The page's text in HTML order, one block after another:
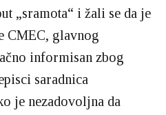
„sramota“ i žali se da je
CMEC, glavnog
informisan zbog
saradnica
je nezadovoljna da